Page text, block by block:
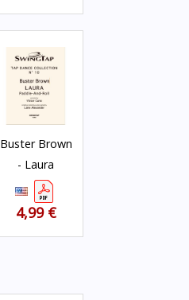
Buster Brown
- Laura
4,99 €